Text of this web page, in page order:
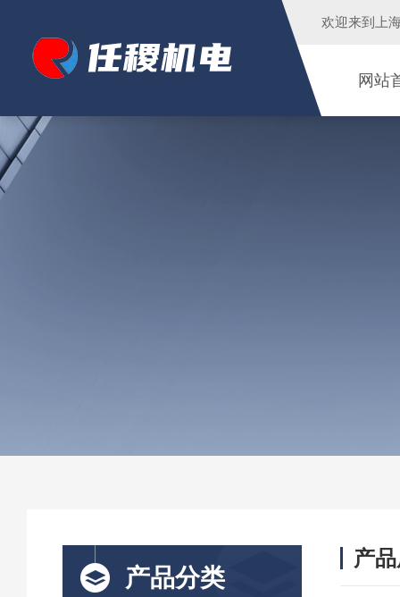
欢迎来到 上
网站
产品分类
产